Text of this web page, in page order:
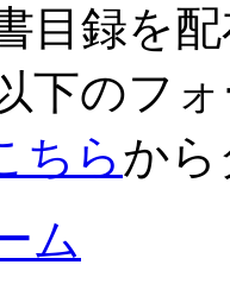
目録を
下のフ
ちらか
ム